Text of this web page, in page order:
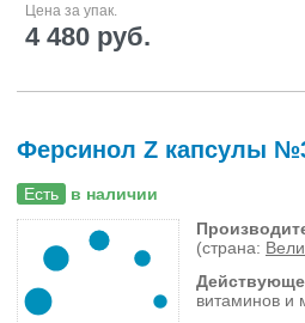
Цена за упак.
4 480 руб.
Ферсинол Z капсулы
Есть в наличии
(страна:
витаминов и